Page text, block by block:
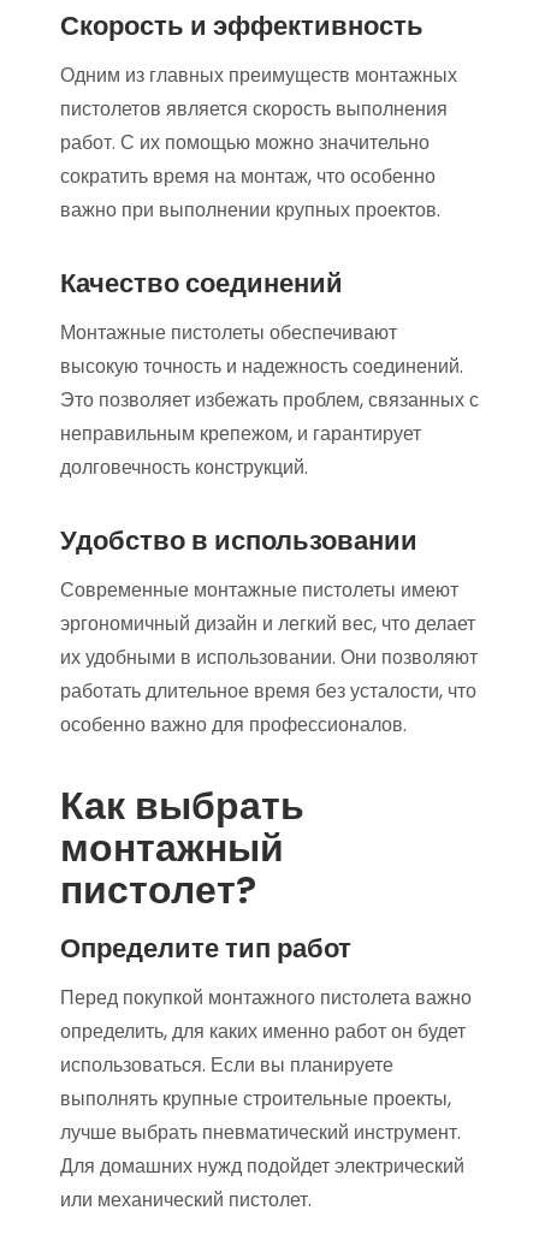
Скорость и эффективность
Одним из главных преимуществ монтажных
пистолетов является скорость выполнения
работ. С их помощью можно значительно
сократить время на монтаж, что особенно
важно при выполнении крупных проектов.
Качество соединений
Монтажные пистолеты обеспечивают
высокую точность и надежность соединений.
Это позволяет избежать проблем, связанных с
неправильным крепежом, и гарантирует
долговечность конструкций.
Удобство в использовании
Современные монтажные пистолеты имеют
эргономичный дизайн и легкий вес, что делает
их удобными в использовании. Они позволяют
работать длительное время без усталости, что
особенно важно для профессионалов.
Как выбрать
монтажный
пистолет?
Определите тип работ
Перед покупкой монтажного пистолета важно
определить, для каких именно работ он будет
использоваться. Если вы планируете
выполнять крупные строительные проекты,
лучше выбрать пневматический инструмент.
Для домашних нужд подойдет электрический
или механический пистолет.